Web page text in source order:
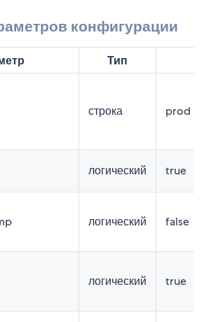
конфигурации
Тип
строка prod
логический true
логический false
логический true